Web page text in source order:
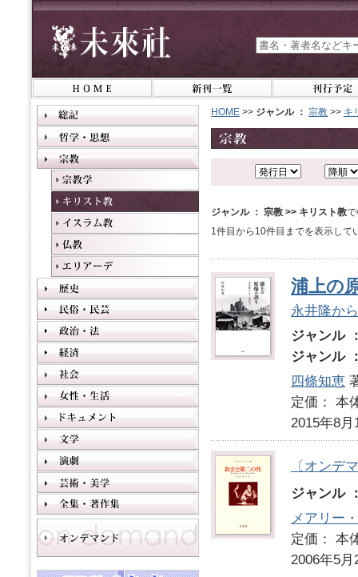
HOME >> ジャンル ： 宗教 >> キ
ジャンル ： 宗教 >> キリスト教
1件目から10件目までを表示して
浦上の
永井隆か
ジャンル
ジャンル
四條知恵
定価：
2015年8月
〔オンデ
ジャンル
メアリー
定価：
2006年5月